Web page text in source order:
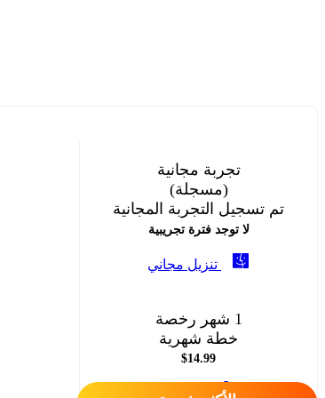
تجربة مجانية
(مسجلة)
تم تسجيل التجربة المجانية
لا توجد فترة تجريبية
تنزيل مجاني
1 شهر رخصة
خطة شهرية
$14.99
اشتر الآن